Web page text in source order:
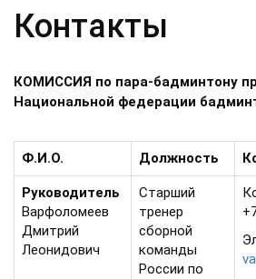
Контакты
КОМИССИЯ по пара-бадминтону
Национальной федерации
Ф.И.О. Должность
Руководитель
Варфоломеев
Дмитрий
Леонидович
Старший
тренер
сборной
команды
России по